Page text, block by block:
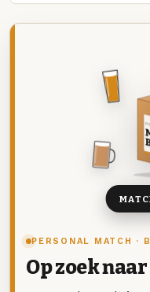
PERSONAL MATCH ·
Op zoek naar